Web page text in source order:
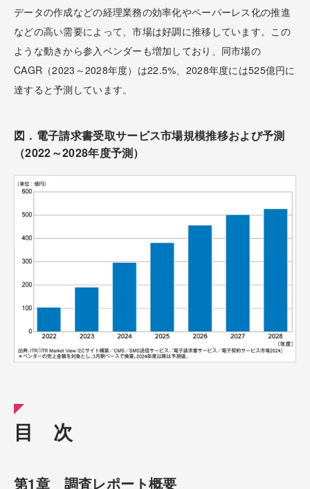
データの作成などの経理業務の効率化やペーパーレス化の推進
などの高い需要によって、市場は好調に推移しています。この
ような動きから参入ベンダーも増加しており、同市場の
CAGR（2023～2028年度）は22.5%、2028年度には525億円に
達すると予測しています。
図．電子請求書受取サービス市場規模推移および予測
（2022～2028年度予測）
目 次
第1章 調査レポート概要